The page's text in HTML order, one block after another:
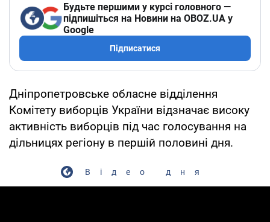
Будьте першими у курсі головного —
підпишіться на Новини на OBOZ.UA у
Google
Підписатися
Дніпропетровське обласне відділення
Комітету виборців України відзначає високу
активність виборців під час голосування на
дільницях регіону в першій половині дня.
Відео дня